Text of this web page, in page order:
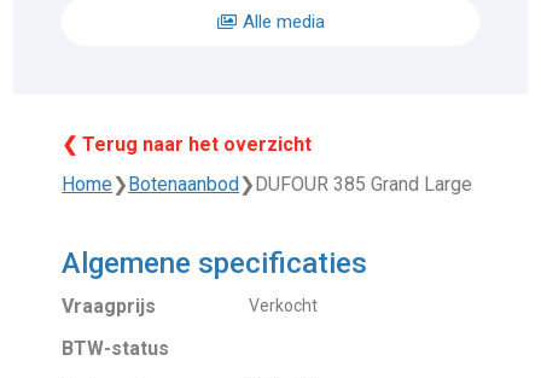
Alle media
❮ Terug naar het overzicht
Home❯Botenaanbod❯DUFOUR 385 Grand Large
Algemene specificaties
Vraagprijs Verkocht
BTW-status